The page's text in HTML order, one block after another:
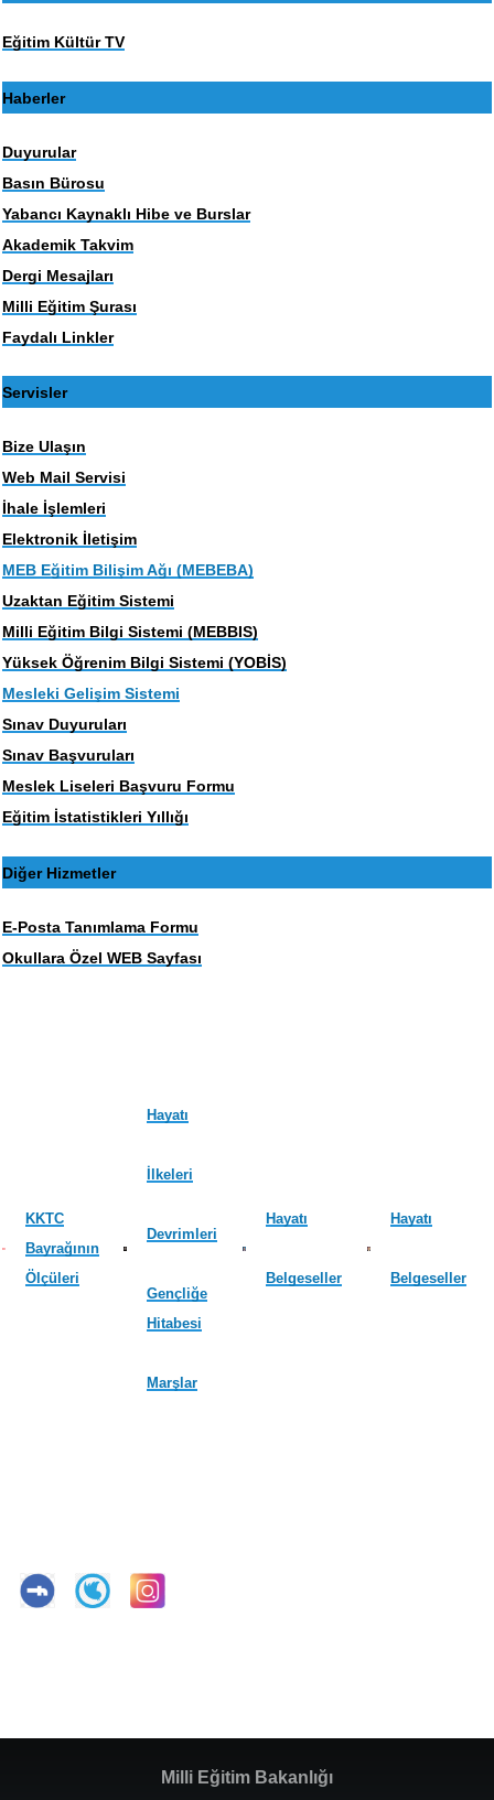
Eğitim Kültür TV
Haberler
Duyurular
Basın Bürosu
Yabancı Kaynaklı Hibe ve Burslar
Akademik Takvim
Dergi Mesajları
Milli Eğitim Şurası
Faydalı Linkler
Servisler
Bize Ulaşın
Web Mail Servisi
İhale İşlemleri
Elektronik İletişim
MEB Eğitim Bilişim Ağı (MEBEBA)
Uzaktan Eğitim Sistemi
Milli Eğitim Bilgi Sistemi (MEBBIS)
Yüksek Öğrenim Bilgi Sistemi (YOBİS)
Mesleki Gelişim Sistemi
Sınav Duyuruları
Sınav Başvuruları
Meslek Liseleri Başvuru Formu
Eğitim İstatistikleri Yıllığı
Diğer Hizmetler
E-Posta Tanımlama Formu
Okullara Özel WEB Sayfası
KKTC
Bayrağının
Ölçüleri
Hayatı
İlkeleri
Devrimleri
Gençliğe
Hitabesi
Marşlar
Hayatı
Belgeseller
Hayatı
Belgeseller
Milli Eğitim Bakanlığı